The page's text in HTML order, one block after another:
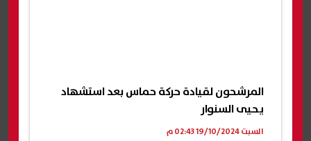
المرشحون لقيادة حركة حماس بعد استشهاد
يحيى السنوار
السبت 19/10/2024 02:43 م